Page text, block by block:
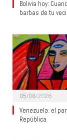
Bolivia hoy:
barbas de tu
05/08/2026
Venezuela: el
República